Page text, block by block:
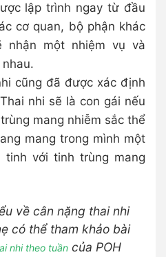
lập trình ngay từ đầu
cơ quan, bộ phận khác
nhận một nhiệm vụ và
cũng đã được xác định
nhi sẽ là con gái nếu
mang nhiễm sắc thể
mang trong mình một
với tinh trùng mang
về cân nặng thai nhi
có thể tham khảo bài
nhi theo tuần của POH